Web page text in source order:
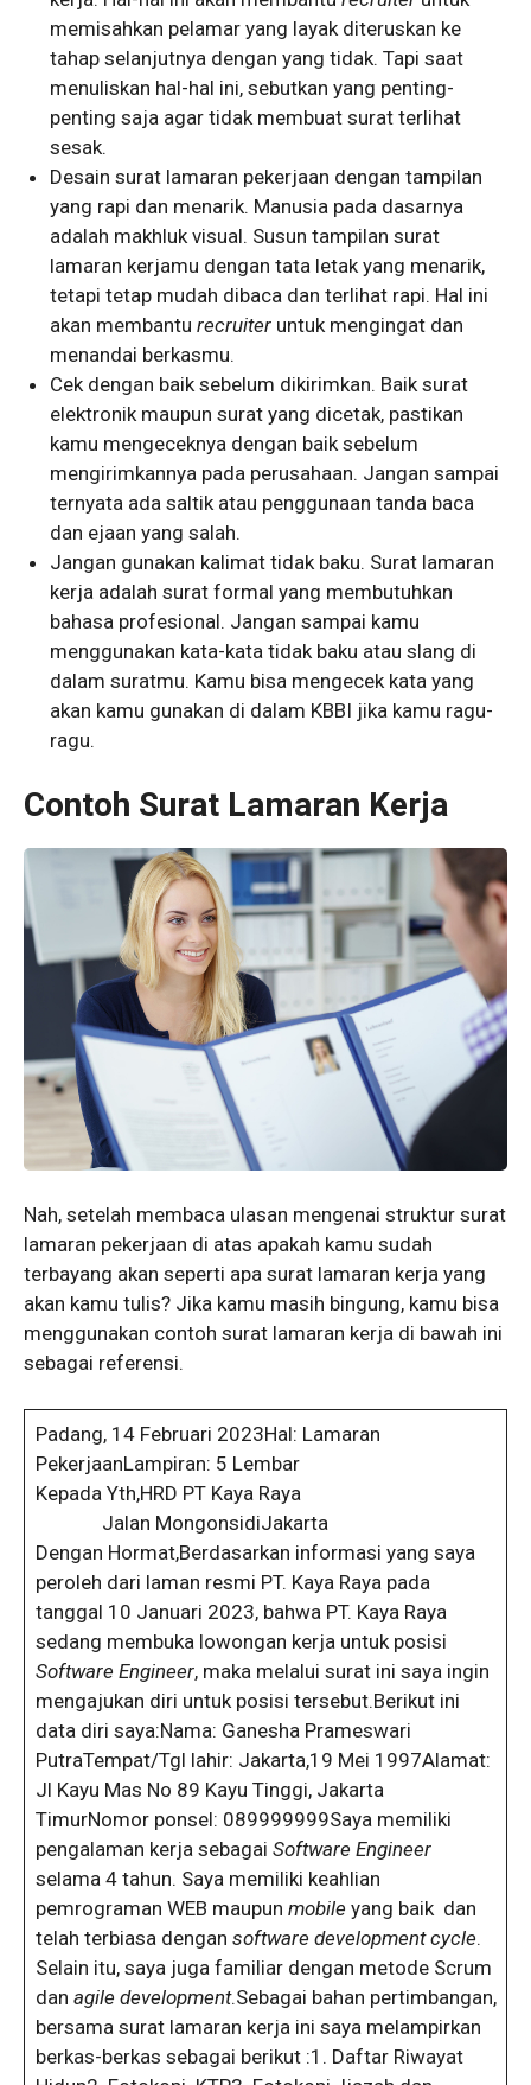
memisahkan pelamar yang layak diteruskan ke
tahap selanjutnya dengan yang tidak. Tapi saat
menuliskan hal-hal ini, sebutkan yang penting-
penting saja agar tidak membuat surat terlihat
sesak.
Desain surat lamaran pekerjaan dengan tampilan
yang rapi dan menarik. Manusia pada dasarnya
adalah makhluk visual. Susun tampilan surat
lamaran kerjamu dengan tata letak yang menarik,
tetapi tetap mudah dibaca dan terlihat rapi. Hal ini
akan membanturecruiter untuk mengingat dan
menandai berkasmu.
Cek dengan baik sebelum dikirimkan. Baik surat
elektronik maupun surat yang dicetak, pastikan
kamu mengeceknya dengan baik sebelum
mengirimkannya pada perusahaan. Jangan sampai
ternyata ada saltik atau penggunaan tanda baca
dan ejaan yang salah.
Jangan gunakan kalimat tidak baku. Surat lamaran
kerja adalah surat formal yang membutuhkan
bahasa profesional. Jangan sampai kamu
menggunakan kata-kata tidak baku atau slang di
dalam suratmu. Kamu bisa mengecek kata yang
akan kamu gunakan di dalam KBBI jika kamu ragu-
ragu.
Contoh Surat Lamaran Kerja
Nah, setelah membaca ulasan mengenai struktur surat
lamaran pekerjaan di atas apakah kamu sudah
terbayang akan seperti apa surat lamaran kerja yang
akan kamu tulis? Jika kamu masih bingung, kamu bisa
menggunakan contoh surat lamaran kerja di bawah ini
sebagai referensi.
Padang, 14 Februari 2023Hal: Lamaran
PekerjaanLampiran: 5 Lembar
Kepada Yth,HRD PT Kaya Raya
Jalan MongonsidiJakarta
Dengan Hormat,Berdasarkan informasi yang saya
peroleh dari laman resmi PT. Kaya Raya pada
tanggal 10 Januari 2023, bahwa PT. Kaya Raya
sedang membuka lowongan kerja untuk posisi
Software Engineer, maka melalui surat ini saya ingin
mengajukan diri untuk posisi tersebut.Berikut ini
data diri saya:Nama: Ganesha Prameswari
PutraTempat/Tgl lahir: Jakarta,19 Mei 1997Alamat:
Jl Kayu Mas No 89 Kayu Tinggi, Jakarta
TimurNomor ponsel: 089999999Saya memiliki
pengalaman kerja sebagai Software Engineer
selama 4 tahun. Saya memiliki keahlian
pemrograman WEB maupun mobile yang baik dan
telah terbiasa dengan software development cycle.
Selain itu, saya juga familiar dengan metode Scrum
dan agile development.Sebagai bahan pertimbangan,
bersama surat lamaran kerja ini saya melampirkan
berkas-berkas sebagai berikut :1. Daftar Riwayat